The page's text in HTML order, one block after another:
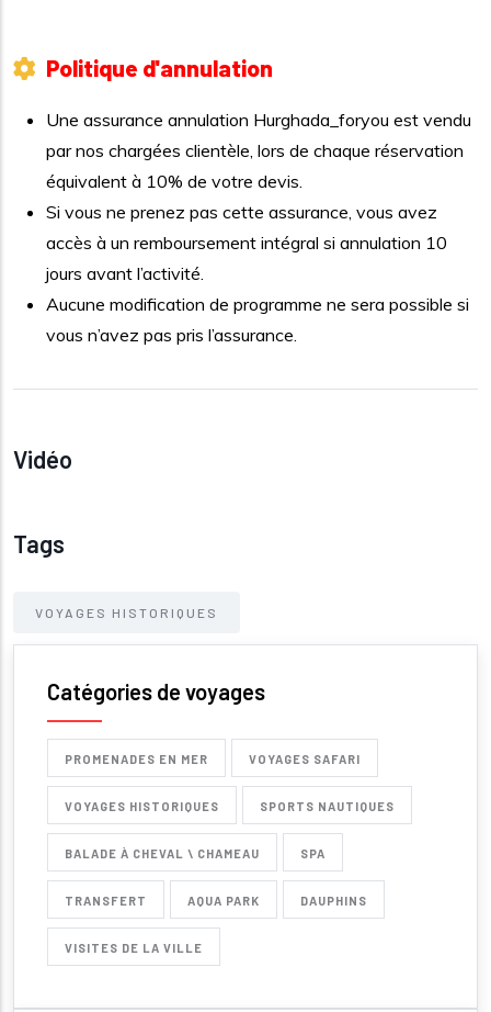
Politique d'annulation
Une assurance annulation Hurghada_foryou est vendu
par nos chargées clientèle, lors de chaque réservation
équivalent à 10% de votre devis.
Si vous ne prenez pas cette assurance, vous avez
accès à un remboursement intégral si annulation 10
jours avant l’activité.
Aucune modification de programme ne sera possible si
vous n’avez pas pris l’assurance.
Vidéo
Tags
VOYAGES HISTORIQUES
Catégories de voyages
PROMENADES EN MER VOYAGES SAFARI
VOYAGES HISTORIQUES SPORTS NAUTIQUES
BALADE À CHEVAL \ CHAMEAU SPA
TRANSFERT AQUA PARK DAUPHINS
VISITES DE LA VILLE